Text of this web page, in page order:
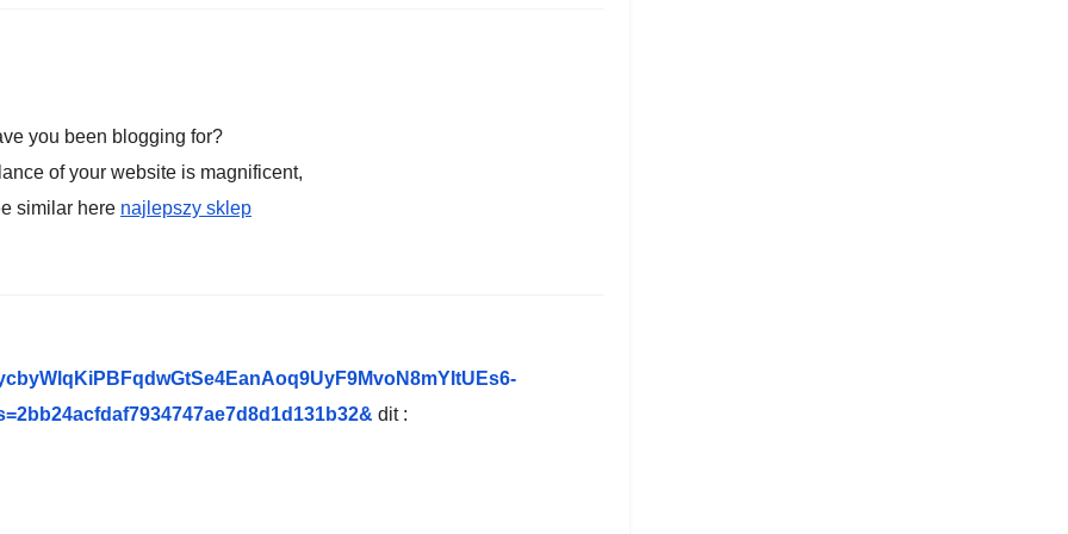
you been blogging for?
of your website is magnificent,
similar here najlepszy sklep
dit :